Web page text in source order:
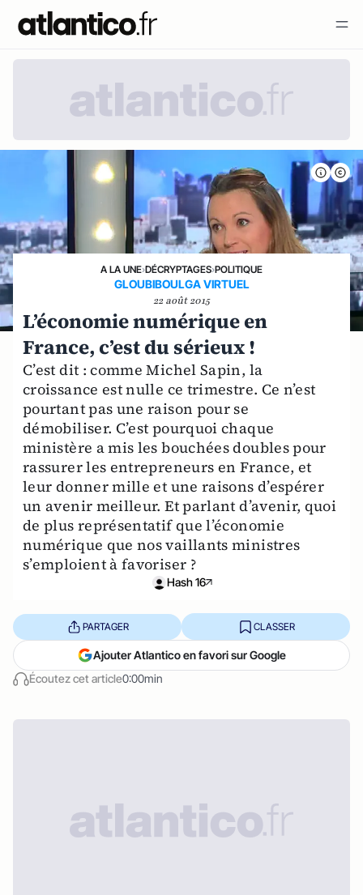
A LA UNE›DÉCRYPTAGES›POLITIQUE
GLOUBIBOULGA VIRTUEL
22 août 2015
L’économie numérique en
France, c’est du sérieux !
C’est dit : comme Michel Sapin, la
croissance est nulle ce trimestre. Ce n’est
pourtant pas une raison pour se
démobiliser. C’est pourquoi chaque
ministère a mis les bouchées doubles pour
rassurer les entrepreneurs en France, et
leur donner mille et une raisons d’espérer
un avenir meilleur. Et parlant d’avenir, quoi
de plus représentatif que l’économie
numérique que nos vaillants ministres
s’emploient à favoriser ?
Hash 16
Écoutez cet article0:00min
PARTAGER CLASSER
Ajouter Atlantico en favori sur Google